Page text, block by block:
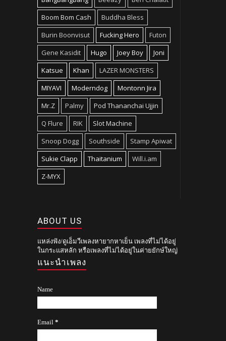
Boom Bom Cash
Buddha Bless
Burin Boonvisut
Fucking Hero
Futon
Gene Kasidit
Hugo Joey Boy
Joni
Katsue
Khan
LAZER MONSTERS
MIYAVI
Moderndog
Montonn Jira
Mr.Z
Palmy
Pod Thananchai Ujjin
Q Flure
RIK
Slot Machine
Snoop Dogg
Southside
Stamp Apiwat
Sukie Clapp
Thaitanium
Will.i.am
Z-MYX
ABOUT US
แหล่งฟัง/ดูเอ็มวีเพลงหายากหาเย็น เพลงที่ไม่ได้อยู่
ในกระแสหลัก หรือเพลงที่ไม่ได้อยู่ในค่ายยักษ์ใหญ่
แนะนำเพลง
Name
Email *